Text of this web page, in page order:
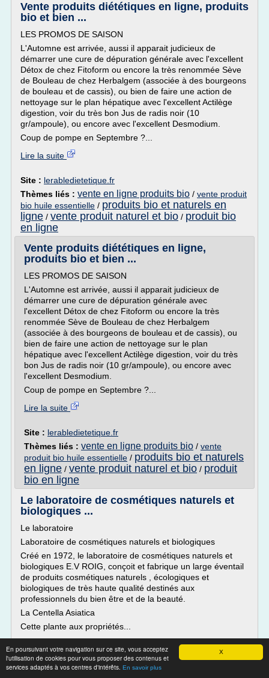
X
En poursuivant votre navigation sur ce site, vous acceptez
l'utilisation de cookies pour vous proposer des contenus et
services adaptés à vos centres d'intérêts. En savoir plus
Vente produits diététiques en ligne, produits
bio et bien ...
LES PROMOS DE SAISON
L'Automne est arrivée, aussi il apparait judicieux de
démarrer une cure de dépuration générale avec l'excellent
Détox de chez Fitoform ou encore la très renommée Sève
de Bouleau de chez Herbalgem (associée à des bourgeons
de bouleau et de cassis), ou bien de faire une action de
nettoyage sur le plan hépatique avec l'excellent Actilège
digestion, voir du très bon Jus de radis noir (10
gr/ampoule), ou encore avec l'excellent Desmodium.
Coup de pompe en Septembre ?...
Lire la suite
Site : lerabledietetique.fr
Thèmes liés : vente en ligne produits bio / vente produit
bio huile essentielle / produits bio et naturels en
ligne / vente produit naturel et bio / produit bio
en ligne
Vente produits diététiques en ligne,
produits bio et bien ...
LES PROMOS DE SAISON
L'Automne est arrivée, aussi il apparait judicieux de
démarrer une cure de dépuration générale avec
l'excellent Détox de chez Fitoform ou encore la très
renommée Sève de Bouleau de chez Herbalgem
(associée à des bourgeons de bouleau et de cassis), ou
bien de faire une action de nettoyage sur le plan
hépatique avec l'excellent Actilège digestion, voir du très
bon Jus de radis noir (10 gr/ampoule), ou encore avec
l'excellent Desmodium.
Coup de pompe en Septembre ?...
Lire la suite
Site : lerabledietetique.fr
Thèmes liés : vente en ligne produits bio / vente
produit bio huile essentielle / produits bio et naturels
en ligne / vente produit naturel et bio / produit
bio en ligne
Le laboratoire de cosmétiques naturels et
biologiques ...
Le laboratoire
Laboratoire de cosmétiques naturels et biologiques
Créé en 1972, le laboratoire de cosmétiques naturels et
biologiques E.V ROIG, conçoit et fabrique un large éventail
de produits cosmétiques naturels , écologiques et
biologiques de très haute qualité destinés aux
professionnels du bien être et de la beauté.
La Centella Asiatica
Cette plante aux propriétés...
Site :http://www.centella-men.com